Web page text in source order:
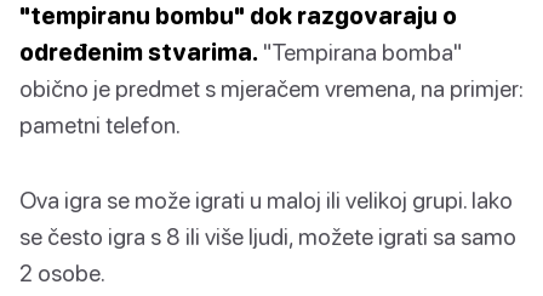
"tempiranu bombu" dok razgovaraju o
određenim stvarima. "Tempirana bomba"
obično je predmet s mjeračem vremena, na primjer:
pametni telefon.
Ova igra se može igrati u maloj ili velikoj grupi. Iako
se često igra s 8 ili više ljudi, možete igrati sa samo
2 osobe.